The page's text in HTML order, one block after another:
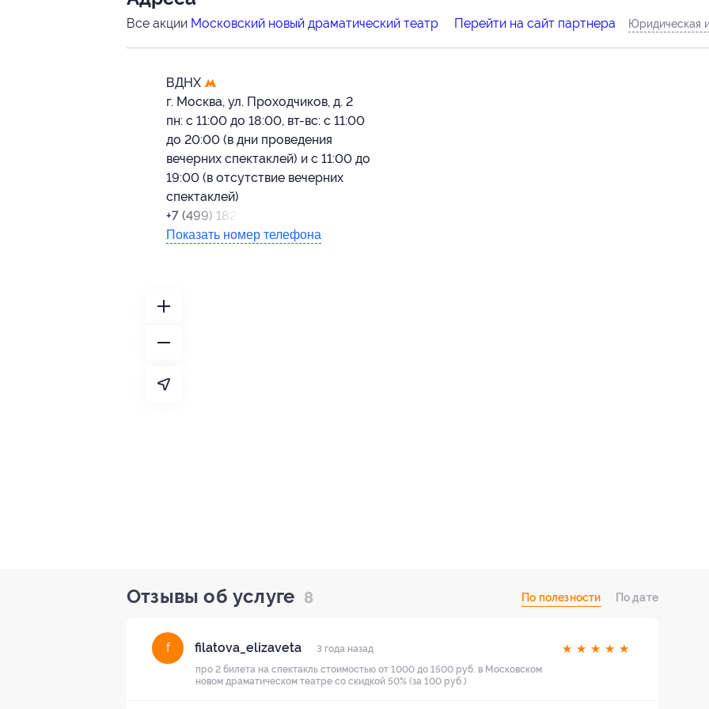
Все акции Московский новый драматический театр Перейти на сайт партнера Юридическая
ВДНХ
г. Москва, ул. Проходчиков, д. 2
пн: с 11:00 до 18:00, вт-вс: с 11:00
до 20:00 (в дни проведения
вечерних спектаклей) и с 11:00 до
19:00 (в отсутствие вечерних
спектаклей)
+7 (499) 182-03-47
Показать номер телефона
Отзывы об услуге 8 По полезности По дате
f filatova_elizaveta 3 года назад ★ ★ ★ ★ ★
про 2 билета на спектакль стоимостью от 1000 до 1500 руб. в Московском
новом драматическом театре со скидкой 50% (за 100 руб.)